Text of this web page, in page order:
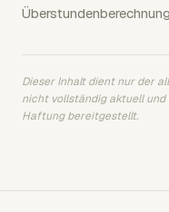
Dieser Inhalt dient nur der
nicht vollständig aktuell
Haftung bereitgestellt.